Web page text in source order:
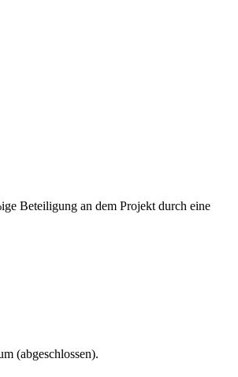
Beteiligung an dem Projekt durch eine
(abgeschlossen).